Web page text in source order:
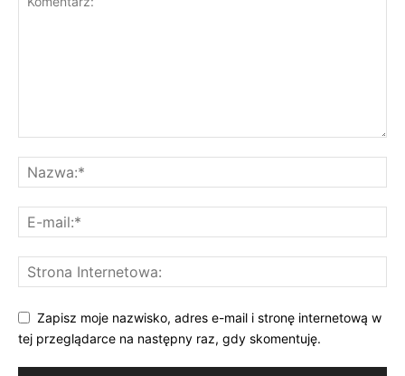
Zapisz moje nazwisko, adres e-mail i stronę internetową w
tej przeglądarce na następny raz, gdy skomentuję.